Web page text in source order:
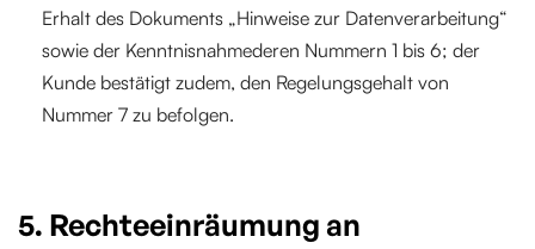
Erhalt des Dokuments „Hinweise zur Datenverarbeitung“
sowie der Kenntnisnahmederen Nummern 1 bis 6; der
Kunde bestätigt zudem, den Regelungsgehalt von
Nummer 7 zu befolgen.
5. Rechteeinräumung an